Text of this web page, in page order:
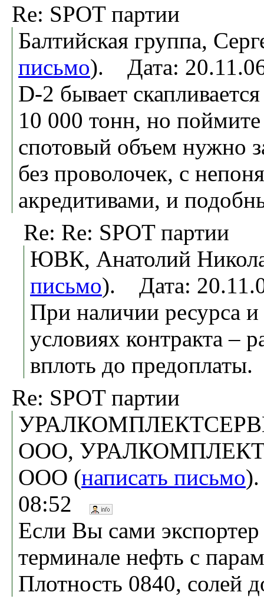
Re: SPOT партии
Балтийская группа,
письмо). Дата:
D-2 бывает
10 000 тонн, но
спотовый объем нужно
без проволочек, с
акредитивами, и
Re: Re: SPOT партии
ЮВК, Анатолий
письмо). Дата:
При наличии ресурса
условиях контракта –
вплоть до предоплаты.
Re: SPOT партии
ООО,
ООО (написать письмо
08:52
Если Вы сами экспортер
терминале нефть с
Плотность 0840, солей